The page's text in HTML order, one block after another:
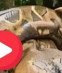
быть